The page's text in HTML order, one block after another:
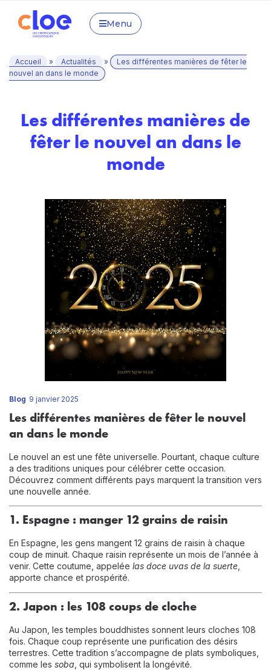
Menu
Accueil » Actualités »
Les différentes manières de fêter le
nouvel an dans le monde
Les différentes manières de
fêter le nouvel an dans le
monde
Blog 9 janvier 2025
Les différentes manières de fêter le nouvel
an dans le monde
Le nouvel an est une fête universelle. Pourtant, chaque culture
a des traditions uniques pour célébrer cette occasion.
Découvrez comment différents pays marquent la transition vers
une nouvelle année.
1. Espagne : manger 12 grains de raisin
En Espagne, les gens mangent 12 grains de raisin à chaque
coup de minuit. Chaque raisin représente un mois de l’année à
venir. Cette coutume, appelée las doce uvas de la suerte
apporte chance et prospérité.
2. Japon : les 108 coups de cloche
Au Japon, les temples bouddhistes sonnent leurs cloches 108
fois. Chaque coup représente une purification des désirs
terrestres. Cette tradition s’accompagne de plats symboliques,
comme les soba , qui symbolisent la longévité.